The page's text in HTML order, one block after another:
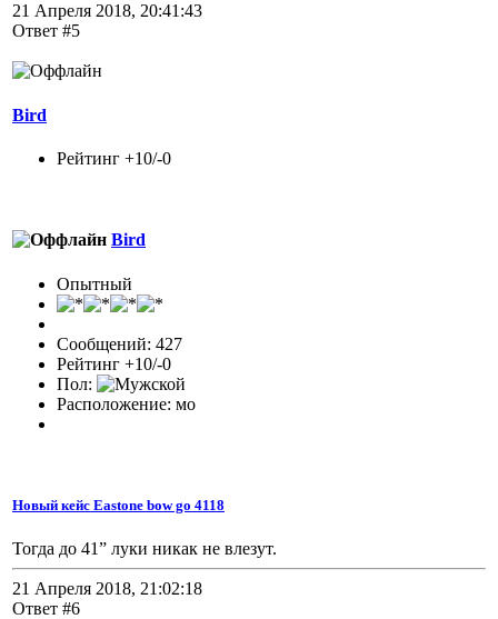
21 Апреля 2018, 20:41:43
Ответ #5
Bird
Рейтинг +10/-0
Bird
Опытный
Сообщений: 427
Рейтинг +10/-0
Пол:
Расположение: мо
Новый кейс Eastone bow go 4118
Тогда до 41” луки никак не влезут.
21 Апреля 2018, 21:02:18
Ответ #6